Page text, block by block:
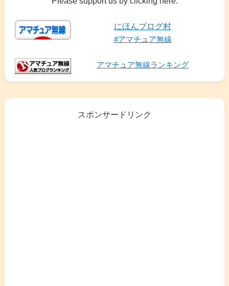
にほんブログ村
#アマチュア無線
アマチュア無線ランキング
スポンサードリンク